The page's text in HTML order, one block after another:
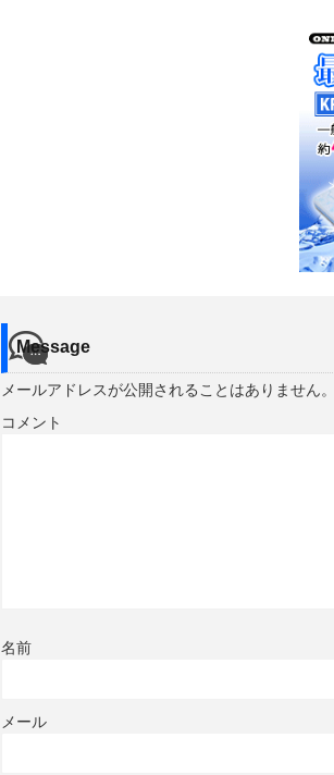
Message
メールアドレスが公開されることはありません。
コメント
名前
メール